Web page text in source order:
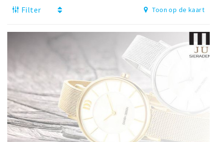
Deals
Eten
Drinken
Slapen
Recreatief
Winkels
Filter Toon op de kaart